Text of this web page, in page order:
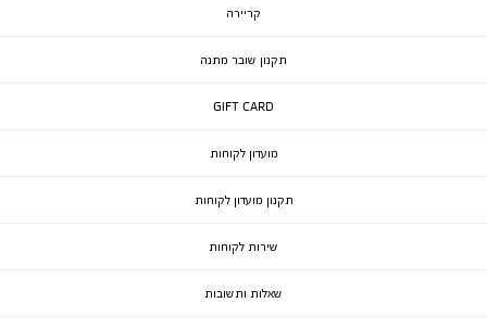
קריירה
תקנון שובר מתנה
GIFT CARD
מועדון לקוחות
תקנון מועדון לקוחות
שירות לקוחות
שאלות ותשובות